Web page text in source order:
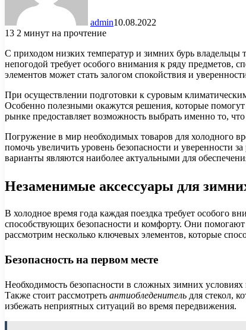
admin10.08.2022
13 2 минут на прочтение
С приходом низких температур и зимних бурь владельцы
непогодой требует особого внимания к ряду предметов,
элементов может стать залогом спокойствия и
При осуществлении подготовки к суровым
Особенно полезными окажутся решения, которые
рынке предоставляет возможность выбрать именно то,
Погружение в мир необходимых товаров для холодного
помочь увеличить уровень безопасности и
варианты являются наиболее актуальными для
Незаменимые аксессуары для
В холодное время года каждая поездка требует особого
способствующих безопасности и комфорту. Они
рассмотрим несколько ключевых элементов, которые
Безопасность на первом месте
Необходимость безопасности в сложных зимних условиях
Также стоит рассмотреть антиобледенитель для стекол,
избежать неприятных ситуаций во время передвижения.